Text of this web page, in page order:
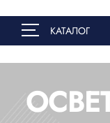
КАТАЛОГ